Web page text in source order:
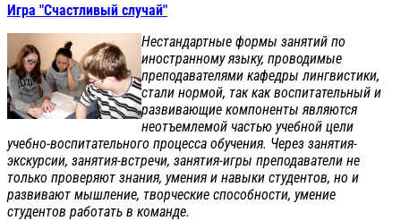
Игра "Счастливый случай"
Нестандартные формы занятий по
иностранному языку, проводимые
преподавателями кафедры лингвистики,
стали нормой, так как воспитательный и
развивающие компоненты являются
неотъемлемой частью учебной цели
учебно-воспитательного процесса обучения. Через занятия-
экскурсии, занятия-встречи, занятия-игры преподаватели не
только проверяют знания, умения и навыки студентов, но и
развивают мышление, творческие способности, умение
студентов работать в команде.